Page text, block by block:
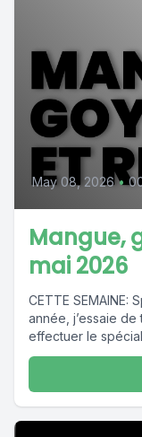
May 08, 2026 •
Mangue,
mai 2026
CETTE SEMAINE:
année, j’essaie
effectuer le